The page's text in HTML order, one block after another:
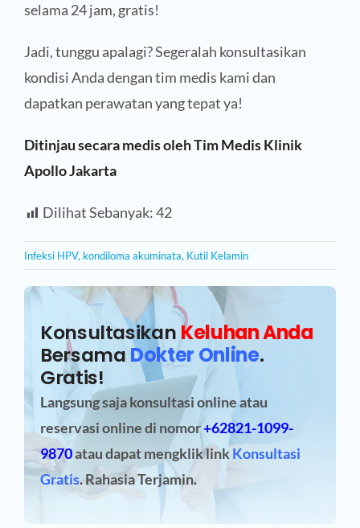
selama 24 jam, gratis!
Jadi, tunggu apalagi? Segeralah konsultasikan
kondisi Anda dengan tim medis kami dan
dapatkan perawatan yang tepat ya!
Ditinjau secara medis oleh Tim Medis Klinik
Apollo Jakarta
Dilihat Sebanyak:42
Infeksi HPV, kondiloma akuminata, Kutil Kelamin
Konsultasikan Keluhan Anda
BersamaDokter Online.
Gratis!
Langsung saja konsultasi online atau
reservasi onlinedi nomor+62821-1099-
9870atau dapat mengklik linkKonsultasi
Gratis. Rahasia Terjamin.